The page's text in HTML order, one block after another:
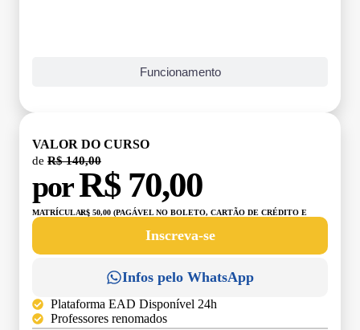
Funcionamento
VALOR DO CURSO
de R$ 140,00
porR$ 70,00
MATRÍCULA:R$ 50,00 (PAGÁVEL NO BOLETO, CARTÃO DE CRÉDITO E
Inscreva-se
Infos pelo WhatsApp
Plataforma EAD Disponível 24h
Professores renomados